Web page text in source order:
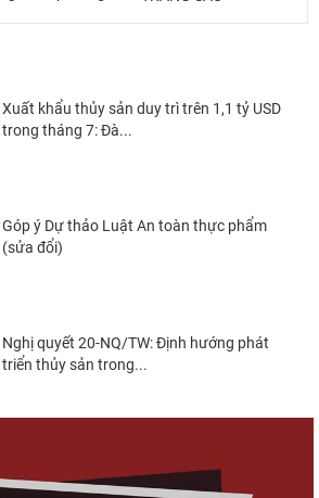
Xuất khẩu thủy sản duy trì trên 1,1 tỷ USD
trong tháng 7: Đà...
Góp ý Dự thảo Luật An toàn thực phẩm
(sửa đổi)
Nghị quyết 20-NQ/TW: Định hướng phát
triển thủy sản trong...
tôm Việt tại thị...